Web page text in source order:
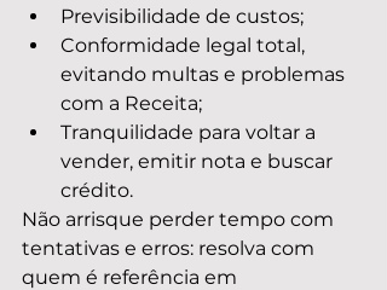
Previsibilidade de custos;
Conformidade legal total,
evitando multas e problemas
com a Receita;
Tranquilidade para voltar a
vender, emitir nota e buscar
crédito.
Não arrisque perder tempo com
tentativas e erros: resolva com
quem é referência em